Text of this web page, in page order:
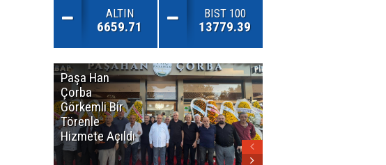
ALTIN
6659.71
BIST 100
13779.39
Paşa Han
Çorba
Görkemli Bir
Törenle
Hizmete Açıldı